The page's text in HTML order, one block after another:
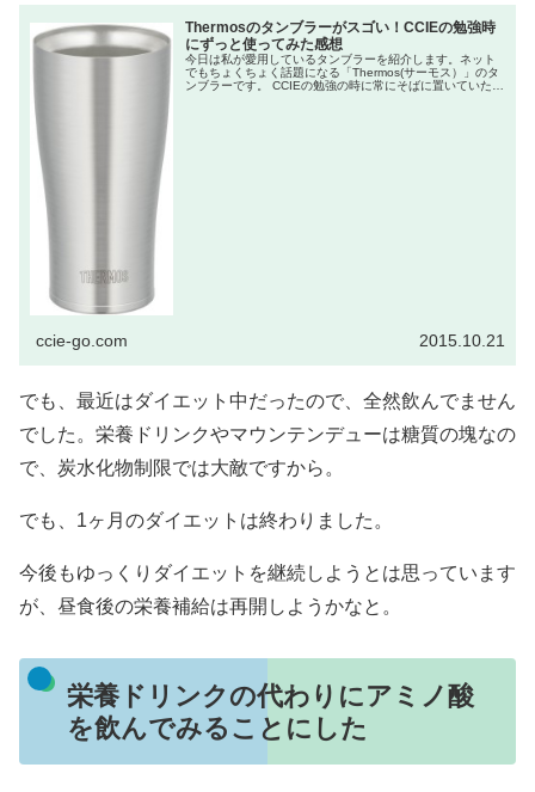
Thermosのタンブラーがスゴい！CCIEの勉強時
にずっと使ってみた感想
今日は私が愛用しているタンブラーを紹介します。ネット
でもちょくちょく話題になる「Thermos(サーモス）」のタ
ンブラーです。 CCIEの勉強の時に常にそばに置いていた飲
ccie-go.com 2015.10.21
でも、最近はダイエット中だったので、全然飲んでません
でした。栄養ドリンクやマウンテンデューは糖質の塊なの
で、炭水化物制限では大敵ですから。
でも、1ヶ月のダイエットは終わりました。
今後もゆっくりダイエットを継続しようとは思っています
が、昼食後の栄養補給は再開しようかなと。
栄養ドリンクの代わりにアミノ酸
を飲んでみることにした